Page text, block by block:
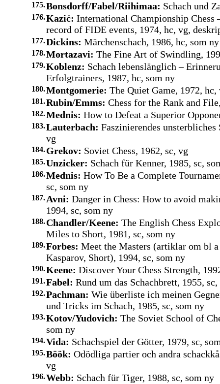
175.Bonsdorff/Fabel/Riihimaa: Schach und
176.Kazić: International Championship Chess
record of FIDE events, 1974, hc, vg,
177.Dickins: Märchenschach, 1986, hc, som ny
178.Mortazavi: The Fine Art of Swindling,
179.Koblenz: Schach lebenslänglich –
Erfolgtrainers, 1987, hc, som ny
180.Montgomerie: The Quiet Game, 1972,
181.Rubin/Emms: Chess for the Rank and
182.Mednis: How to Defeat a Superior
183.Lauterbach: Faszinierendes unsterbliches
vg
184.Grekov: Soviet Chess, 1962, sc, vg
185.Unzicker: Schach für Kenner, 1985, sc,
186.Mednis: How To Be a Complete
sc, som ny
187.Avni: Danger in Chess: How to avoid
1994, sc, som ny
188.Chandler/Keene: The English Chess
Miles to Short, 1981, sc, som ny
189.Forbes: Meet the Masters (artiklar om bl a
Kasparov, Short), 1994, sc, som ny
190.Keene: Discover Your Chess Strength,
191.Fabel: Rund um das Schachbrett, 1955, sc,
192.Pachman: Wie überliste ich meinen
und Tricks im Schach, 1985, sc, som ny
193.Kotov/Yudovich: The Soviet School of
som ny
194.Vida: Schachspiel der Götter, 1979, sc,
195.Böök: Odödliga partier och andra
vg
196.Webb: Schach für Tiger, 1988, sc, som ny